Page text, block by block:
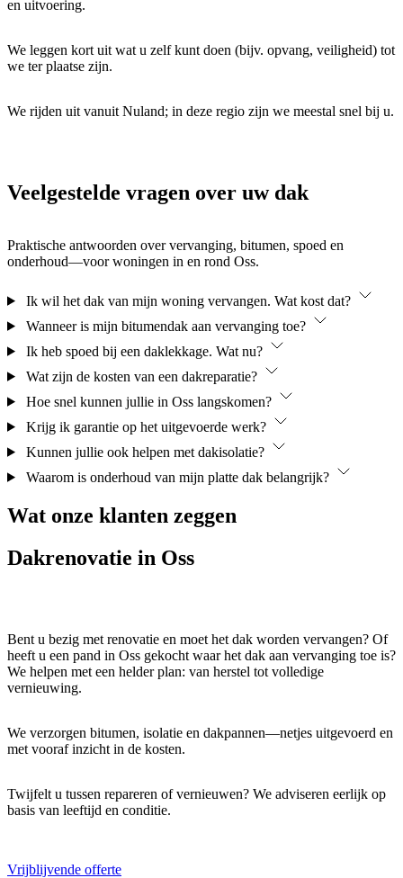
en uitvoering.
We leggen kort uit wat u zelf kunt doen (bijv. opvang, veiligheid) tot
we ter plaatse zijn.
We rijden uit vanuit Nuland; in deze regio zijn we meestal snel bij u.
Veelgestelde vragen over uw dak
Praktische antwoorden over vervanging, bitumen, spoed en
onderhoud—voor woningen in en rond Oss.
Ik wil het dak van mijn woning vervangen. Wat kost dat?
Wanneer is mijn bitumendak aan vervanging toe?
Ik heb spoed bij een daklekkage. Wat nu?
Wat zijn de kosten van een dakreparatie?
Hoe snel kunnen jullie in Oss langskomen?
Krijg ik garantie op het uitgevoerde werk?
Kunnen jullie ook helpen met dakisolatie?
Waarom is onderhoud van mijn platte dak belangrijk?
Wat onze klanten zeggen
Dakrenovatie in Oss
Bent u bezig met renovatie en moet het dak worden vervangen? Of
heeft u een pand in Oss gekocht waar het dak aan vervanging toe is?
We helpen met een helder plan: van herstel tot volledige
vernieuwing.
We verzorgen bitumen, isolatie en dakpannen—netjes uitgevoerd en
met vooraf inzicht in de kosten.
Twijfelt u tussen repareren of vernieuwen? We adviseren eerlijk op
basis van leeftijd en conditie.
Vrijblijvende offerte